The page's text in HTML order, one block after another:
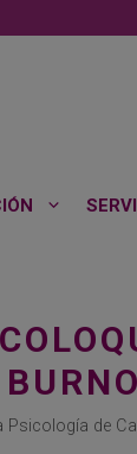
Psicología de